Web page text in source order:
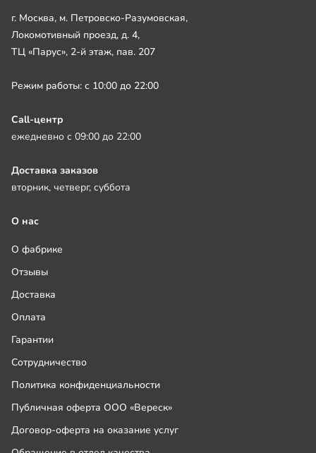
г. Москва, м. Петровско-Разумовская,
Локомотивный проезд, д. 4,
ТЦ «Парус», 2-й этаж, пав. 207
Режим работы: с 10:00 до 22:00
Call-центр
ежедневно с 09:00 до 22:00
Доставка заказов
вторник, четверг, суббота
О нас
О фабрике
Отзывы
Доставка
Оплата
Гарантии
Сотрудничество
Политика конфиденциальности
Публичная оферта ООО «Вереск»
Договор-оферта на оказание услуг